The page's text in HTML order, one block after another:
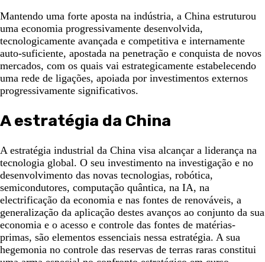
Mantendo uma forte aposta na indústria, a China estruturou
uma economia progressivamente desenvolvida,
tecnologicamente avançada e competitiva e internamente
auto-suficiente, apostada na penetração e conquista de novos
mercados, com os quais vai estrategicamente estabelecendo
uma rede de ligações, apoiada por investimentos externos
progressivamente significativos.
A estratégia da China
A estratégia industrial da China visa alcançar a liderança na
tecnologia global. O seu investimento na investigação e no
desenvolvimento das novas tecnologias, robótica,
semicondutores, computação quântica, na IA, na
electrificação da economia e nas fontes de renováveis, a
generalização da aplicação destes avanços ao conjunto da sua
economia e o acesso e controle das fontes de matérias-
primas, são elementos essenciais nessa estratégia. A sua
hegemonia no controle das reservas de terras raras constitui